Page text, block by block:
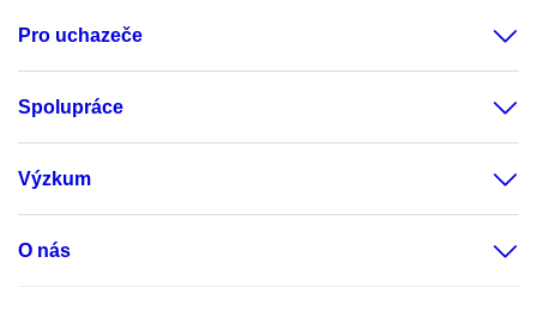
Pro uchazeče
Spolupráce
Výzkum
O nás